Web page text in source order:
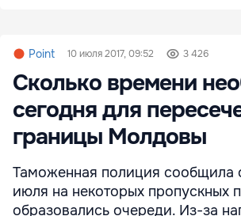
Point 10 июля 2017, 09:52 3 426
Сколько времени
сегодня для
границы Молдовы
Таможенная полиция сообщила
июля на некоторых пропускных
образовались очереди. Из-за